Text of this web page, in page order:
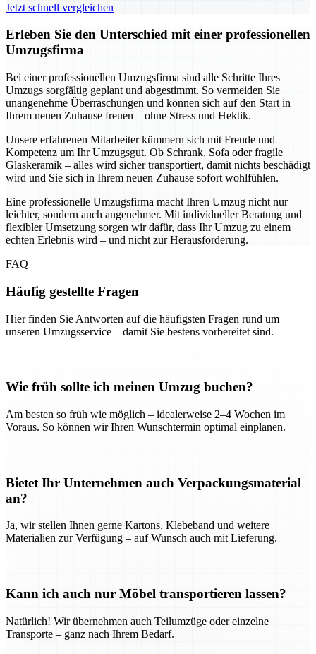
Jetzt schnell vergleichen
Erleben Sie den Unterschied mit einer professionellen
Umzugsfirma
Bei einer professionellen Umzugsfirma sind alle Schritte Ihres
Umzugs sorgfältig geplant und abgestimmt. So vermeiden Sie
unangenehme Überraschungen und können sich auf den Start in
Ihrem neuen Zuhause freuen – ohne Stress und Hektik.
Unsere erfahrenen Mitarbeiter kümmern sich mit Freude und
Kompetenz um Ihr Umzugsgut. Ob Schrank, Sofa oder fragile
Glaskeramik – alles wird sicher transportiert, damit nichts beschädigt
wird und Sie sich in Ihrem neuen Zuhause sofort wohlfühlen.
Eine professionelle Umzugsfirma macht Ihren Umzug nicht nur
leichter, sondern auch angenehmer. Mit individueller Beratung und
flexibler Umsetzung sorgen wir dafür, dass Ihr Umzug zu einem
echten Erlebnis wird – und nicht zur Herausforderung.
FAQ
Häufig gestellte Fragen
Hier finden Sie Antworten auf die häufigsten Fragen rund um
unseren Umzugsservice – damit Sie bestens vorbereitet sind.
Wie früh sollte ich meinen Umzug buchen?
Am besten so früh wie möglich – idealerweise 2–4 Wochen im
Voraus. So können wir Ihren Wunschtermin optimal einplanen.
Bietet Ihr Unternehmen auch Verpackungsmaterial
an?
Ja, wir stellen Ihnen gerne Kartons, Klebeband und weitere
Materialien zur Verfügung – auf Wunsch auch mit Lieferung.
Kann ich auch nur Möbel transportieren lassen?
Natürlich! Wir übernehmen auch Teilumzüge oder einzelne
Transporte – ganz nach Ihrem Bedarf.